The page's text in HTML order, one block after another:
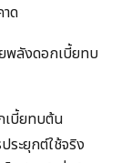
ด
พลังดอกเบี้ยทบ
เบี้ยทบต้น
ระยุกต์ใช้จริง